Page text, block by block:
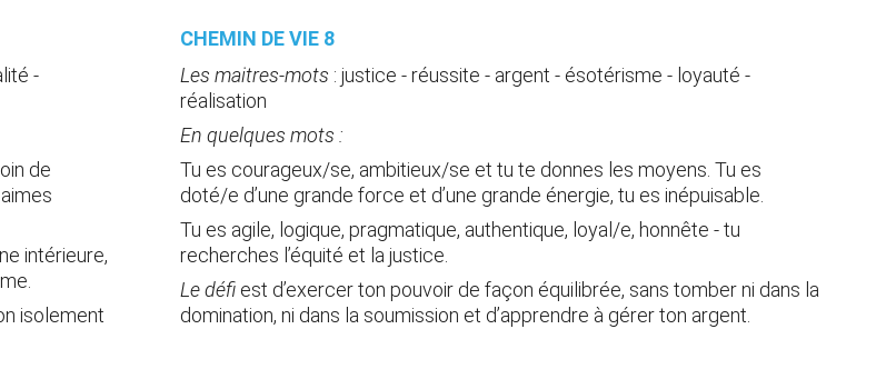
-
de
intérieure,
isolement
CHEMIN DE VIE 8
Les maitres-mots : justice - réussite - argent - ésotérisme - loyauté -
réalisation
En quelques mots :
Tu es courageux/se, ambitieux/se et tu te donnes les moyens. Tu es
doté/e d’une grande force et d’une grande énergie, tu es inépuisable.
Tu es agile, logique, pragmatique, authentique, loyal/e, honnête - tu
recherches l’équité et la justice.
Le défi est d’exercer ton pouvoir de façon équilibrée, sans tomber ni dans la
domination, ni dans la soumission et d’apprendre à gérer ton argent.